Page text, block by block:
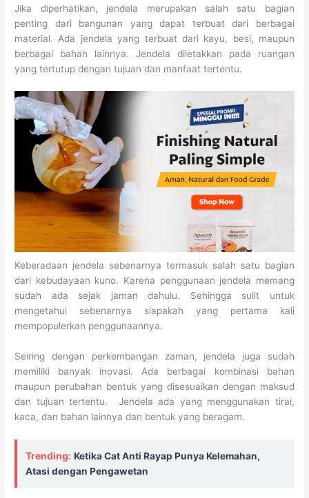
Jika diperhatikan, jendela merupakan salah satu bagian
penting dari bangunan yang dapat terbuat dari berbagai
material. Ada jendela yang terbuat dari kayu, besi, maupun
berbagai bahan lainnya. Jendela diletakkan pada ruangan
yang tertutup dengan tujuan dan manfaat tertentu.
Keberadaan jendela sebenarnya termasuk salah satu bagian
dari kebudayaan kuno. Karena penggunaan jendela memang
sudah ada sejak jaman dahulu. Sehingga sulit untuk
mengetahui sebenarnya siapakah yang pertama kali
mempopulerkan penggunaannya.
Seiring dengan perkembangan zaman, jendela juga sudah
memiliki banyak inovasi. Ada berbagai kombinasi bahan
maupun perubahan bentuk yang disesuaikan dengan maksud
dan tujuan tertentu. Jendela ada yang menggunakan tirai,
kaca, dan bahan lainnya dan bentuk yang beragam.
Trending: Ketika Cat Anti Rayap Punya Kelemahan,
Atasi dengan Pengawetan